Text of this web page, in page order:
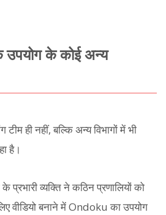
के कोई अन्य
ही नहीं, बल्कि अन्य विभागों में भी
है।
के प्रभारी व्यक्ति ने कठिन प्रणालियों को
वीडियो बनाने में Ondoku का उपयोग